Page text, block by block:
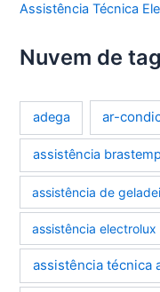
Assistência Técnica
Nuvem de
adega ar-
assistência brastemp
assistência de
assistência electrolux
assistência técnica